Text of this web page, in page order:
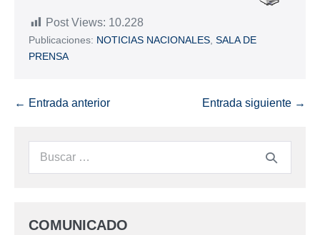
Post Views: 10.228
Publicaciones: NOTICIAS NACIONALES SALA DE
PRENSA
← Entrada anterior Entrada siguiente →
COMUNICADO